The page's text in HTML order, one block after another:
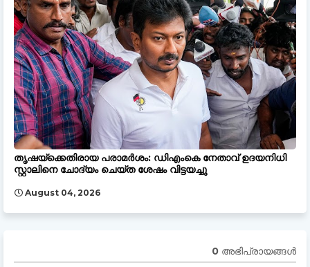
തൃഷയ്‌ക്കെതിരായ പരാമർശം: ഡിഎംകെ നേതാവ് ഉദയനിധി
സ്റ്റാലിനെ ചോദ്യം ചെയ്ത ശേഷം വിട്ടയച്ചു
August 04, 2026
0 അഭിപ്രായങ്ങള്‍